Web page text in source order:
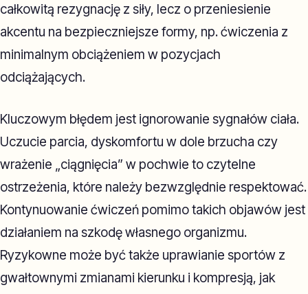
całkowitą rezygnację z siły, lecz o przeniesienie
akcentu na bezpieczniejsze formy, np. ćwiczenia z
minimalnym obciążeniem w pozycjach
odciążających.
Kluczowym błędem jest ignorowanie sygnałów ciała.
Uczucie parcia, dyskomfortu w dole brzucha czy
wrażenie „ciągnięcia” w pochwie to czytelne
ostrzeżenia, które należy bezwzględnie respektować.
Kontynuowanie ćwiczeń pomimo takich objawów jest
działaniem na szkodę własnego organizmu.
Ryzykowne może być także uprawianie sportów z
gwałtownymi zmianami kierunku i kompresją, jak